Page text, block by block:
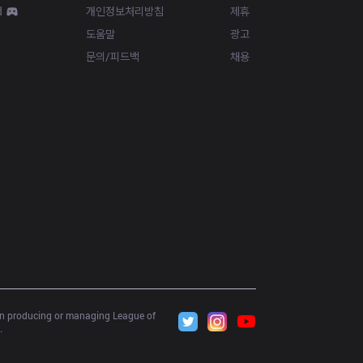
개인정보처리방침
도움말
문의/피드백
제휴
광고
채용
producing or managing League of